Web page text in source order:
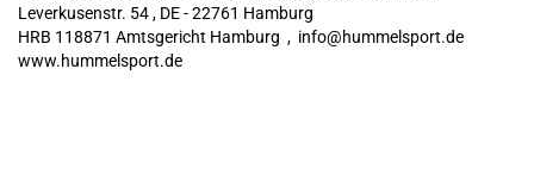
Leverkusenstr. 54 , DE - 22761 Hamburg
HRB 118871 Amtsgericht Hamburg , info@hummelsport.de
www.hummelsport.de